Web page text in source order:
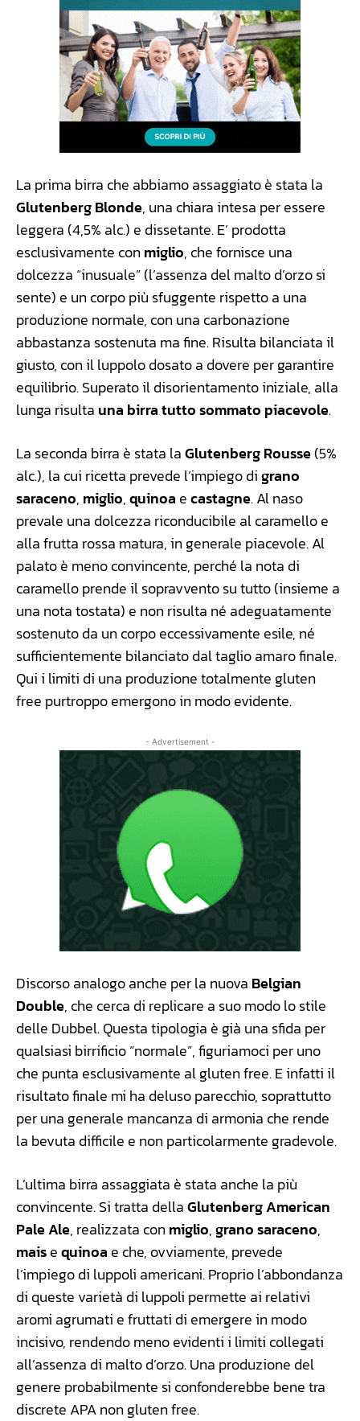
La prima birra che abbiamo assaggiato è stata la
Glutenberg Blonde, una chiara intesa per essere
leggera (4,5% alc.) e dissetante. E’ prodotta
esclusivamente conmiglio, che fornisce una
dolcezza “inusuale” (l’assenza del malto d’orzo si
sente) e un corpo più sfuggente rispetto a una
produzione normale, con una carbonazione
abbastanza sostenuta ma fine. Risulta bilanciata il
giusto, con il luppolo dosato a dovere per garantire
equilibrio. Superato il disorientamento iniziale, alla
lunga risulta una birra tutto sommato piacevole.
La seconda birra è stata laGlutenberg Rousse(5%
alc.), la cui ricetta prevede l’impiego digrano
saraceno, miglio,quinoa ecastagne. Al naso
prevale una dolcezza riconducibile al caramello e
alla frutta rossa matura, in generale piacevole. Al
palato è meno convincente, perché la nota di
caramello prende il sopravvento su tutto (insieme a
una nota tostata) e non risulta né adeguatamente
sostenuto da un corpo eccessivamente esile, né
sufficientemente bilanciato dal taglio amaro finale.
Qui i limiti di una produzione totalmente gluten
free purtroppo emergono in modo evidente.
- Advertisement -
Discorso analogo anche per la nuova Belgian
Double, che cerca di replicare a suo modo lo stile
delle Dubbel. Questa tipologia è già una sfida per
qualsiasi birrificio “normale”, figuriamoci per uno
che punta esclusivamente al gluten free. E infatti il
risultato finale mi ha deluso parecchio, soprattutto
per una generale mancanza di armonia che rende
la bevuta difficile e non particolarmente gradevole.
L’ultima birra assaggiata è stata anche la più
convincente. Si tratta dellaGlutenberg American
Pale Ale, realizzata conmiglio,grano saraceno,
maisequinoa e che, ovviamente, prevede
l’impiego di luppoli americani. Proprio l’abbondanza
di queste varietà di luppoli permette ai relativi
aromi agrumati e fruttati di emergere in modo
incisivo, rendendo meno evidenti i limiti collegati
all’assenza di malto d’orzo. Una produzione del
genere probabilmente si confonderebbe bene tra
discrete APA non gluten free.